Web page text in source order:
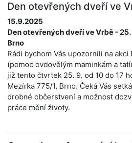
Den otevřených dveří ve
15.9.2025
Den otevřených dveří ve Vrbě -
Brno
Rádi bychom Vás upozornili na
(pomoc ovdovělým maminkám a
již tento čtvrtek 25. 9. od 10 do 17
Mezírka 775/1, Brno. Čeká Vás
drobné občerstvení a možnost
práce mění životy.